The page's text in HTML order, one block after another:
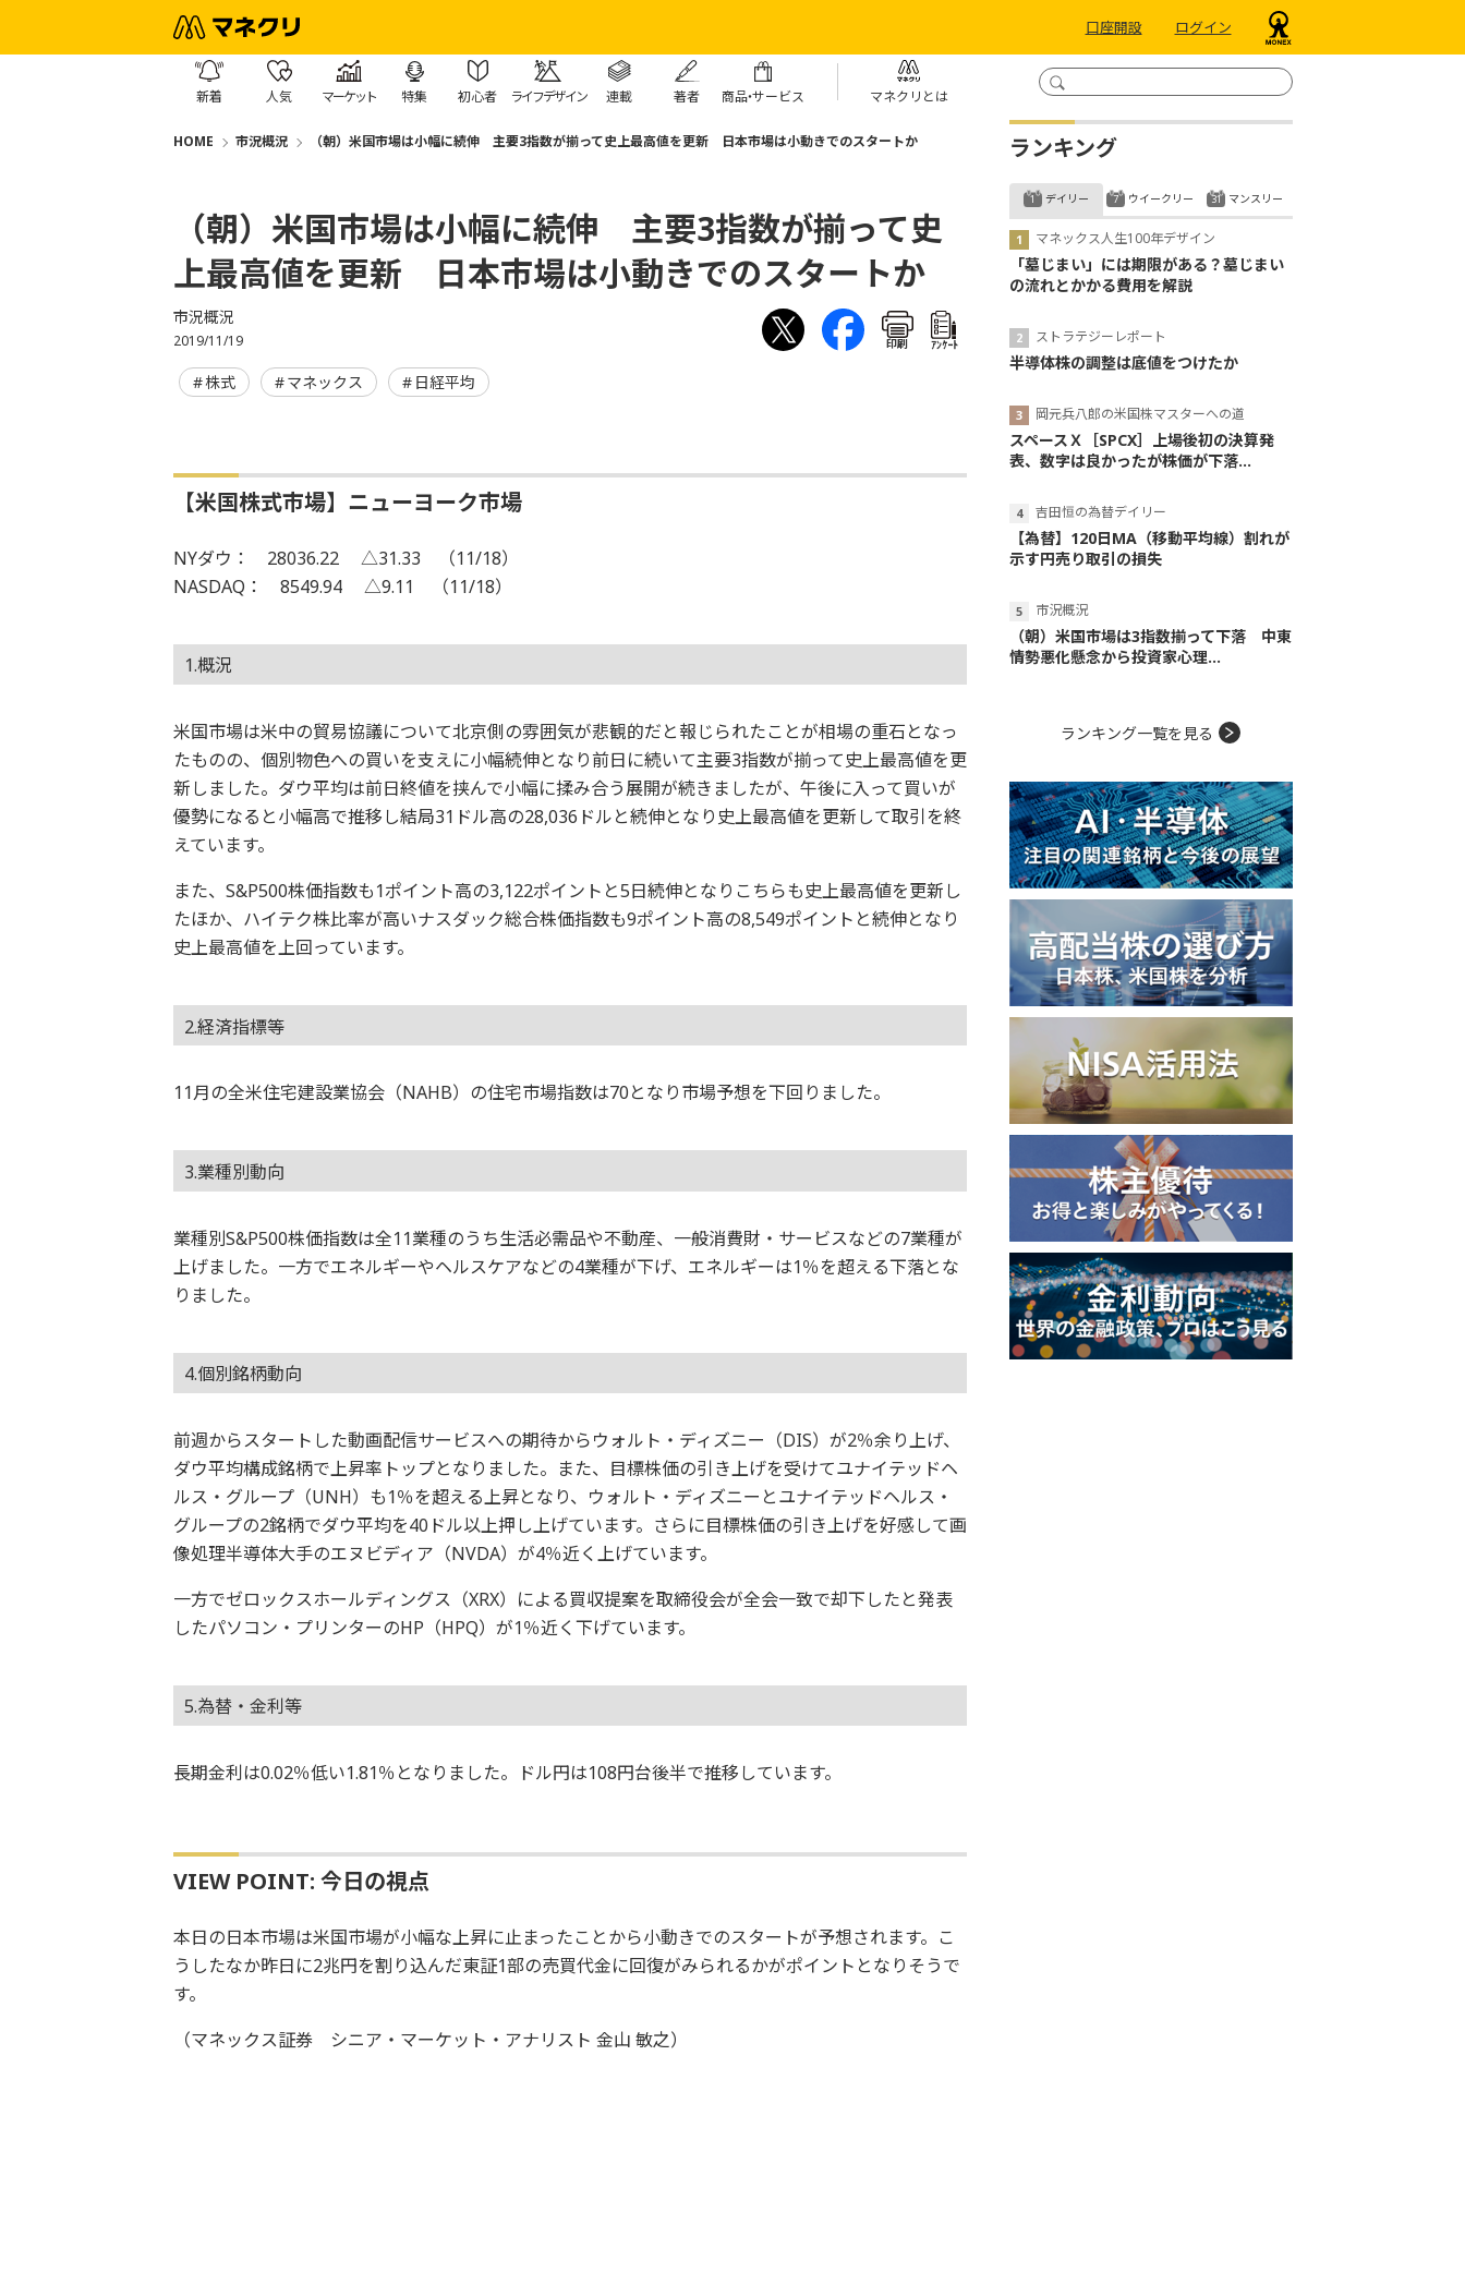
口座開設 ログイン
新着 人気 マーケット 特集 初心者 ライフデザイン 連載 著者 商品・サービス マネクリとは
HOME 市況概況 （朝）米国市場は小幅に続伸 主要3指数が揃って史上最高値を更新 日本市場は小動きでのスタートか
（朝）米国市場は小幅に続伸 主要3指数が揃って史
上最高値を更新 日本市場は小動きでのスタートか
市況概況
2019/11/19 印刷 ｱﾝｹｰﾄ
株式 マネックス 日経平均
【米国株式市場】ニューヨーク市場
NYダウ： 28036.22 △31.33 （11/18）
NASDAQ： 8549.94 △9.11 （11/18）
1.概況
米国市場は米中の貿易協議について北京側の雰囲気が悲観的だと報じられたことが相場の重石となっ
たものの、個別物色への買いを支えに小幅続伸となり前日に続いて主要3指数が揃って史上最高値を更
新しました。ダウ平均は前日終値を挟んで小幅に揉み合う展開が続きましたが、午後に入って買いが
優勢になると小幅高で推移し結局31ドル高の28,036ドルと続伸となり史上最高値を更新して取引を終
えています。
また、S&P500株価指数も1ポイント高の3,122ポイントと5日続伸となりこちらも史上最高値を更新し
たほか、ハイテク株比率が高いナスダック総合株価指数も9ポイント高の8,549ポイントと続伸となり
史上最高値を上回っています。
2.経済指標等
11月の全米住宅建設業協会（NAHB）の住宅市場指数は70となり市場予想を下回りました。
3.業種別動向
業種別S&P500株価指数は全11業種のうち生活必需品や不動産、一般消費財・サービスなどの7業種が
上げました。一方でエネルギーやヘルスケアなどの4業種が下げ、エネルギーは1％を超える下落とな
りました。
4.個別銘柄動向
前週からスタートした動画配信サービスへの期待からウォルト・ディズニー（DIS）が2％余り上げ、
ダウ平均構成銘柄で上昇率トップとなりました。また、目標株価の引き上げを受けてユナイテッドヘ
ルス・グループ（UNH）も1％を超える上昇となり、ウォルト・ディズニーとユナイテッドヘルス・
グループの2銘柄でダウ平均を40ドル以上押し上げています。さらに目標株価の引き上げを好感して画
像処理半導体大手のエヌビディア（NVDA）が4％近く上げています。
一方でゼロックスホールディングス（XRX）による買収提案を取締役会が全会一致で却下したと発表
したパソコン・プリンターのHP（HPQ）が1％近く下げています。
5.為替・金利等
長期金利は0.02％低い1.81％となりました。ドル円は108円台後半で推移しています。
VIEW POINT: 今日の視点
本日の日本市場は米国市場が小幅な上昇に止まったことから小動きでのスタートが予想されます。こ
うしたなか昨日に2兆円を割り込んだ東証1部の売買代金に回復がみられるかがポイントとなりそうで
す。
（マネックス証券 シニア・マーケット・アナリスト 金山 敏之）
ランキング
デイリー
マネックス人生100年デザイン
「墓じまい」には期限がある？墓じまい
の流れとかかる費用を解説
ストラテジーレポート
半導体株の調整は底値をつけたか
岡元兵八郎の米国株マスターへの道
スペースＸ［SPCX］上場後初の決算発
表、数字は良かったが株価が下落...
吉田恒の為替デイリー
【為替】120日MA（移動平均線）割れが
示す円売り取引の損失
市況概況
（朝）米国市場は3指数揃って下落 中東
情勢悪化懸念から投資家心理...
ウイークリー マンスリー
ランキング一覧を見る